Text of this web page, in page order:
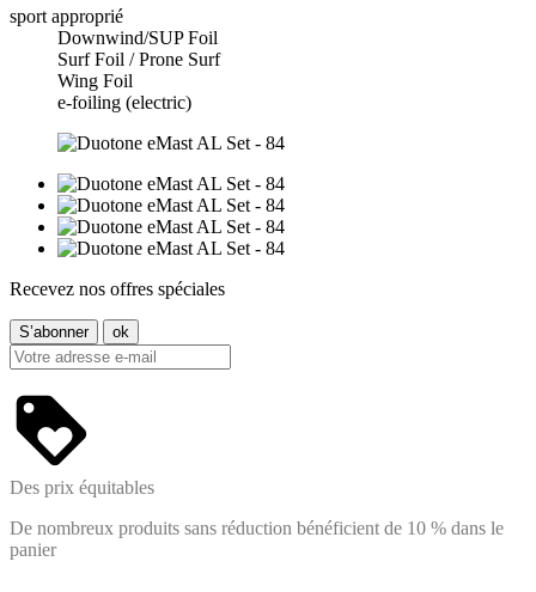
sport approprié
Downwind/SUP Foil
Surf Foil / Prone Surf
Wing Foil
e-foiling (electric)
Recevez nos offres spéciales
Des prix équitables
De nombreux produits sans réduction bénéficient de 10 % dans le
panier